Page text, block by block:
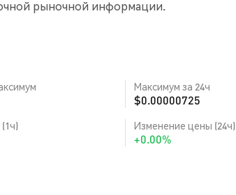
рыночной информации.
Максимум за 24ч
$0.00000725
Изменение цены (24ч)
+0.00%